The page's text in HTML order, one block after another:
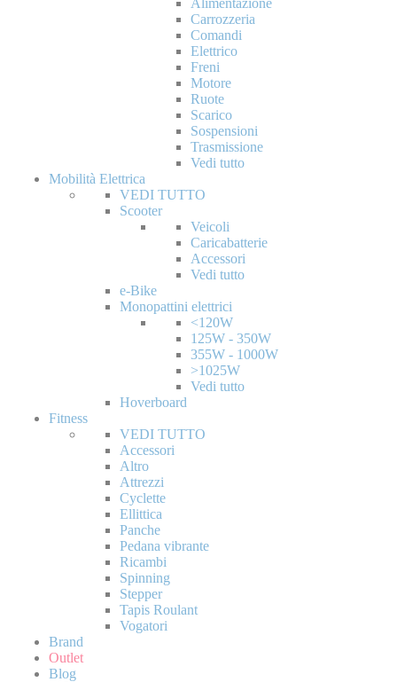
Alimentazione
Carrozzeria
Comandi
Elettrico
Freni
Motore
Ruote
Scarico
Sospensioni
Trasmissione
Vedi tutto
Mobilità Elettrica
VEDI TUTTO
Scooter
Veicoli
Caricabatterie
Accessori
Vedi tutto
e-Bike
Monopattini elettrici
<120W
125W - 350W
355W - 1000W
>1025W
Vedi tutto
Hoverboard
Fitness
VEDI TUTTO
Accessori
Altro
Attrezzi
Cyclette
Ellittica
Panche
Pedana vibrante
Ricambi
Spinning
Stepper
Tapis Roulant
Vogatori
Brand
Outlet
Blog